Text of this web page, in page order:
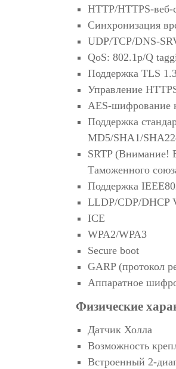
HTTP/HTTPS-веб-
Синхронизация
UDP/TCP/DNS-
QoS: 802.1p/Q
Поддержка TLS
Управление
AES-шифрование
Поддержка
MD5/SHA1/
SRTP (Внимание!
Таможенного
Поддержка
LLDP/CDP/DHCP
ICE
WPA2/WPA3
Secure boot
GARP (протокол
Аппаратное
Физические
Датчик Холла
Возможность
Встроенный 2-